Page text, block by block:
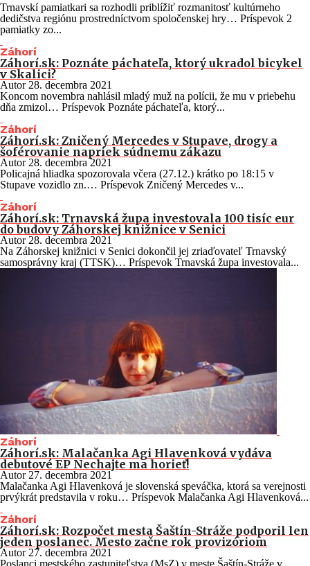
Trnavskí pamiatkari sa rozhodli priblížiť rozmanitosť kultúrneho
dedičstva regiónu prostredníctvom spoločenskej hry… Príspevok 2
pamiatky zo...
Záhorí
Záhorí.sk: Poznáte páchateľa, ktorý ukradol bicykel
v Skalici?
Autor 28. decembra 2021
Koncom novembra nahlásil mladý muž na polícii, že mu v priebehu
dňa zmizol… Príspevok Poznáte páchateľa, ktorý...
Záhorí
Záhorí.sk: Zničený Mercedes v Stupave, drogy a
šoférovanie napriek súdnemu zákazu
Autor 28. decembra 2021
Policajná hliadka spozorovala včera (27.12.) krátko po 18:15 v
Stupave vozidlo zn.… Príspevok Zničený Mercedes v...
Záhorí
Záhorí.sk: Trnavská župa investovala 100 tisíc eur
do budovy Záhorskej knižnice v Senici
Autor 28. decembra 2021
Na Záhorskej knižnici v Senici dokončil jej zriaďovateľ Trnavský
samosprávny kraj (TTSK)… Príspevok Trnavská župa investovala...
Záhorí
Záhorí.sk: Malačanka Agi Hlavenková vydáva
debutové EP Nechajte ma horieť!
Autor 27. decembra 2021
Malačanka Agi Hlavenková je slovenská speváčka, ktorá sa verejnosti
prvýkrát predstavila v roku… Príspevok Malačanka Agi Hlavenková...
Záhorí
Záhorí.sk: Rozpočet mesta Šaštín-Stráže podporil len
jeden poslanec. Mesto začne rok provizóriom
Autor 27. decembra 2021
Poslanci mestského zastupiteľstva (MsZ) v meste Šaštín-Stráže v